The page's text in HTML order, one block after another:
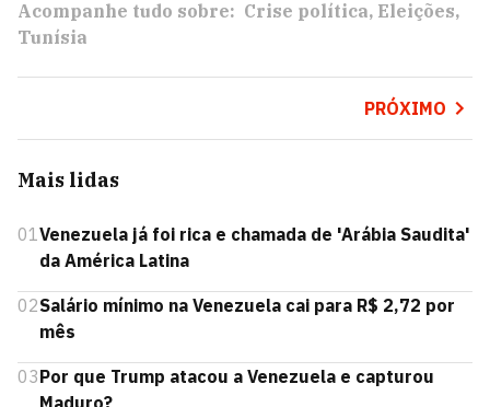
Acompanhe tudo sobre: Crise política Eleições
Tunísia
PRÓXIMO
Mais lidas
01Venezuela já foi rica e chamada de 'Arábia Saudita'
da América Latina
02Salário mínimo na Venezuela cai para R$ 2,72 por
mês
03Por que Trump atacou a Venezuela e capturou
Maduro?